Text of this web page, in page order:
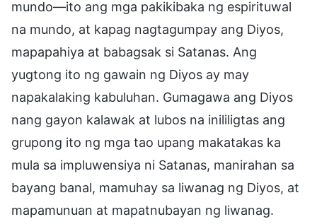
mundo—ito ang mga pakikibaka ng espirituwal
na mundo, at kapag nagtagumpay ang Diyos,
mapapahiya at babagsak si Satanas. Ang
yugtong ito ng gawain ng Diyos ay may
napakalaking kabuluhan. Gumagawa ang Diyos
nang gayon kalawak at lubos na inililigtas ang
grupong ito ng mga tao upang makatakas ka
mula sa impluwensiya ni Satanas, manirahan sa
bayang banal, mamuhay sa liwanag ng Diyos, at
mapamunuan at mapatnubayan ng liwanag.